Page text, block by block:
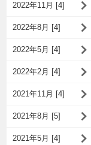
2022年11月 [4]
2022年8月 [4]
2022年5月 [4]
2022年2月 [4]
2021年11月 [4]
2021年8月 [5]
2021年5月 [4]